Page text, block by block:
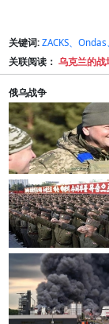
关键词: ZACKS、
关联阅读： 乌克兰的战
俄乌战争